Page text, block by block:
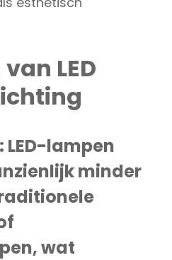
LED
LED-lampen
minder
wat